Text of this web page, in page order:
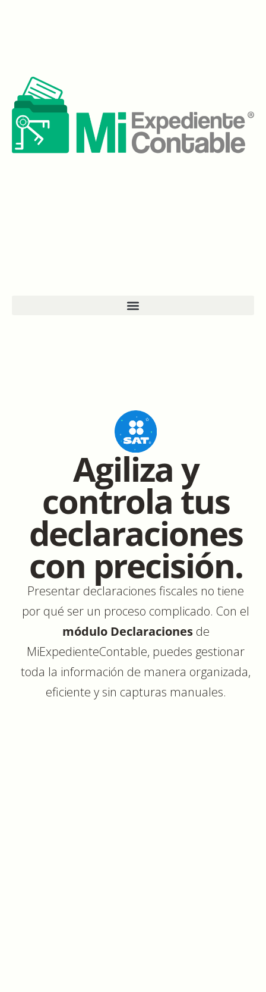
Agiliza y
controla tus
declaraciones
con precisión.
Presentar declaraciones fiscales no tiene
por qué ser un proceso complicado. Con el
módulo Declaracionesde
MiExpedienteContable, puedes gestionar
toda la información de manera organizada,
eficiente y sin capturas manuales.